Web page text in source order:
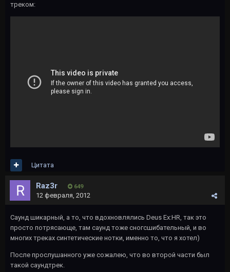
треком:
Цитата
Raz3r 649
12 февраля, 2012
Саунд шикарный, а то, что вдохновлялись Deus Ex:HR, так это
просто потрясающе, там саунд тоже сногсшибательный, и во
многих треках синтетические нотки, именно то, что я хотел)
После прослушанного уже сожалею, что во второй части был
такой саундтрек.